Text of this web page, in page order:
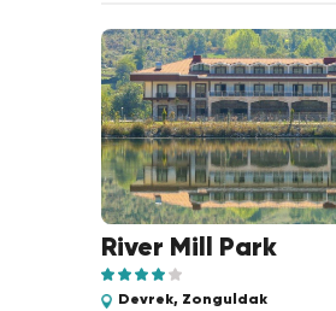
River Mill Park
Devrek, Zonguldak